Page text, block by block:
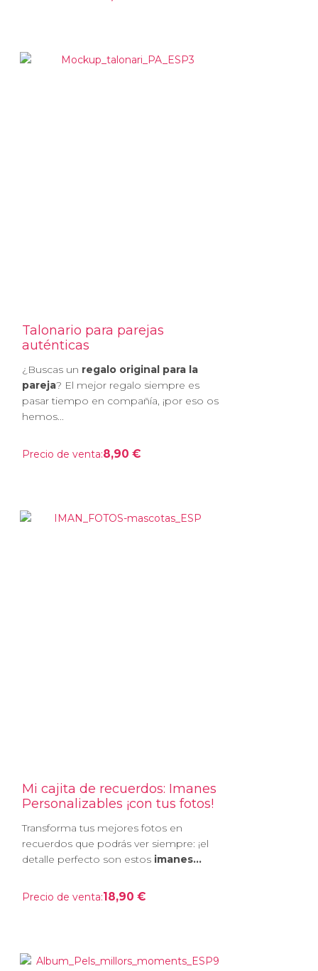
Talonario para parejas
auténticas
¿Buscas un regalo original para la
pareja? El mejor regalo siempre es
pasar tiempo en compañía, ¡por eso os
hemos...
Precio de venta:8,90 €
Mi cajita de recuerdos: Imanes
Personalizables ¡con tus fotos!
Transforma tus mejores fotos en
recuerdos que podrás ver siempre: ¡el
detalle perfecto son estos imanes...
Precio de venta:18,90 €